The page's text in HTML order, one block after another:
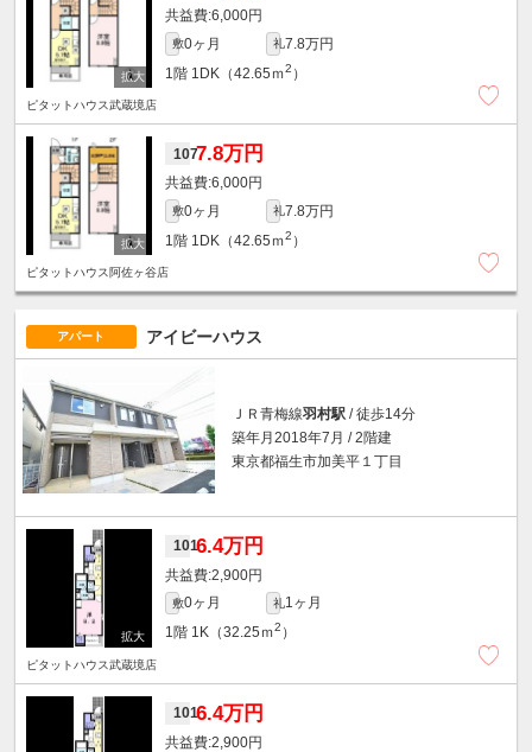
6,000円
敷0ヶ月 礼7.8万円
1階 1DK（42.65ｍ2 ）
ピタットハウス武蔵境店
1077.8万円
6,000円
敷0ヶ月 礼7.8万円
1階 1DK（42.65ｍ2 ）
ピタットハウス阿佐ヶ谷店
アパート アイビーハウス
ＪＲ青梅線羽村駅 / 徒歩14分
築年月2018年7月 / 2階建
東京都福生市加美平１丁目
1016.4万円
2,900円
敷0ヶ月 礼1ヶ月
1階 1K（32.25ｍ2 ）
ピタットハウス武蔵境店
1016.4万円
2,900円